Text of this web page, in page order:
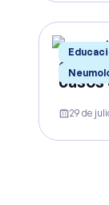
¿Qué
casos
29 de